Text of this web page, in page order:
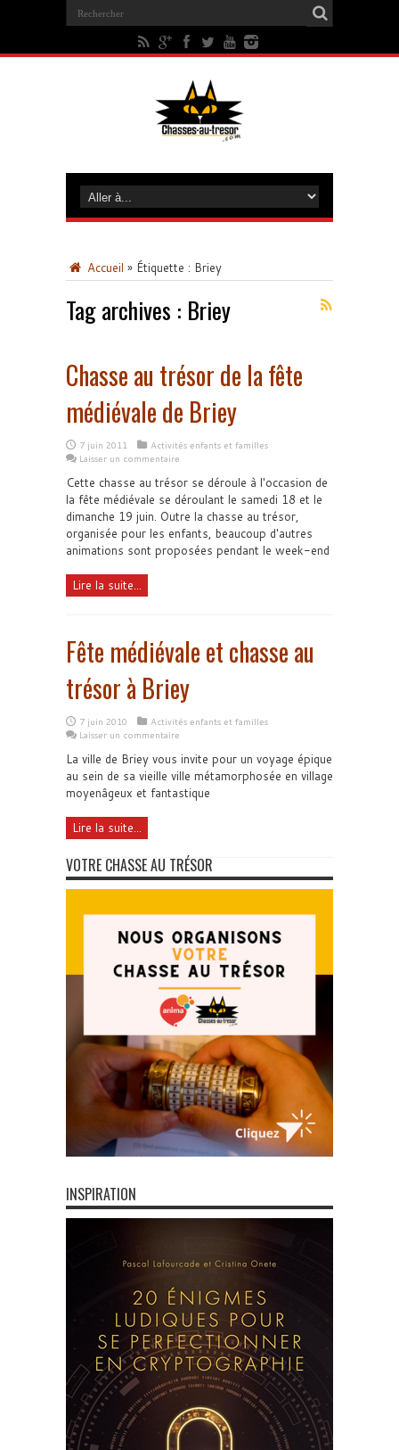
Accueil » Étiquette : Briey
Tag archives : Briey
Chasse au trésor de la fête
médiévale de Briey
7 juin 2011
Activités enfants et familles
Laisser un commentaire
Cette chasse au trésor se déroule à l'occasion de
la fête médiévale se déroulant le samedi 18 et le
dimanche 19 juin. Outre la chasse au trésor,
organisée pour les enfants, beaucoup d'autres
animations sont proposées pendant le week-end
Lire la suite...
Fête médiévale et chasse au
trésor à Briey
7 juin 2010
Activités enfants et familles
Laisser un commentaire
La ville de Briey vous invite pour un voyage épique
au sein de sa vieille ville métamorphosée en village
moyenâgeux et fantastique
Lire la suite...
VOTRE CHASSE AU TRÉSOR
INSPIRATION